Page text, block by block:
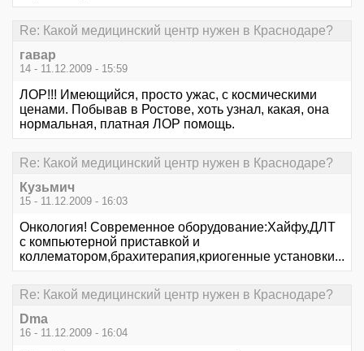
Re: Какой медицинский центр нужен в Краснодаре?
гавар
14 - 11.12.2009 - 15:59
ЛОР!!! Имеющийся, просто ужас, с космическими
ценами. Побывав в Ростове, хоть узнал, какая, она
нормальная, платная ЛОР помощь.
Re: Какой медицинский центр нужен в Краснодаре?
Кузьмич
15 - 11.12.2009 - 16:03
Онкология! Современное оборудование:Хайфу,ДЛТ
с компьютерной приставкой и
коллематором,брахитерапия,криогенные установки...
Re: Какой медицинский центр нужен в Краснодаре?
Dma
16 - 11.12.2009 - 16:04